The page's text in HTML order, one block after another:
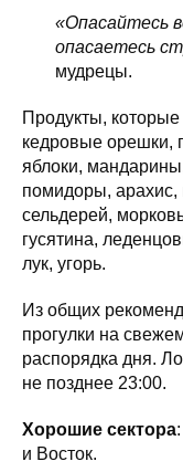
«Опасайтесь
опасаетесь
мудрецы.
Продукты,
кедровые орешки,
яблоки,
помидоры, арахис,
сельдерей,
гусятина,
лук, угорь.
Из общих
прогулки на
распорядка дня.
не позднее 23:00.
Хорошие сектора
и Восток.